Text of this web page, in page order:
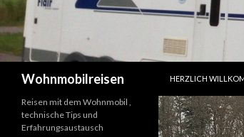
Wohnmobilreisen
HERZLICH
Reisen mit dem Wohnmobil ,
technische Tips und
Erfahrungsaustausch